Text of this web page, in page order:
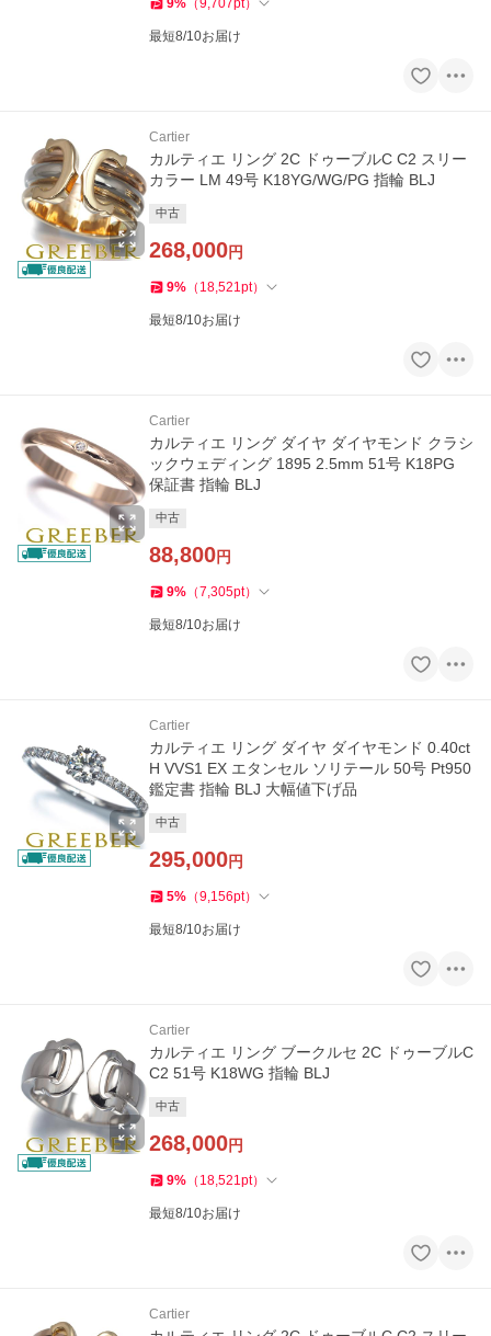
9% （9,707pt）
最短8/10お届け
Cartier
カルティエ リング 2C ドゥーブルC C2 スリー
カラー LM 49号 K18YG/WG/PG 指輪 BLJ
中古
268,000円
9% （ 18,521pt）
最短8/10お届け
Cartier
カルティエ リング ダイヤ ダイヤモンド クラシ
ックウェディング 1895 2.5mm 51号 K18PG
保証書 指輪 BLJ
中古
88,800円
9% （7,305pt）
最短8/10お届け
Cartier
カルティエ リング ダイヤ ダイヤモンド 0.40ct
H VVS1 EX エタンセル ソリテール 50号 Pt950
鑑定書 指輪 BLJ 大幅値下げ品
中古
295,000円
5% （9,156pt）
最短8/10お届け
Cartier
カルティエ リング ブークルセ 2C ドゥーブルC
C2 51号 K18WG 指輪 BLJ
中古
268,000円
9% （ 18,521pt）
最短8/10お届け
Cartier